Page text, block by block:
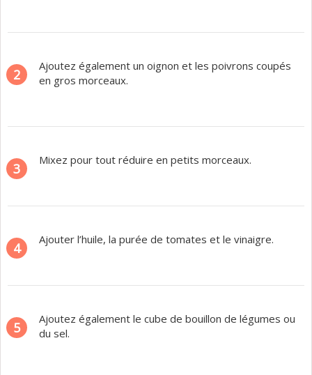
2
Ajoutez également un oignon et les poivrons coupés
en gros morceaux.
3
Mixez pour tout réduire en petits morceaux.
4
Ajouter l’huile, la purée de tomates et le vinaigre.
5
Ajoutez également le cube de bouillon de légumes ou
du sel.